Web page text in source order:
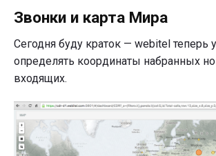
Звонки и карта Мира
Сегодня буду краток — webitel теперь
определять координаты набранных
входящих.